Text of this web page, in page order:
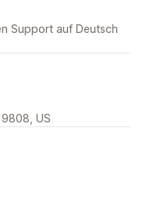
Support auf Deutsch
US